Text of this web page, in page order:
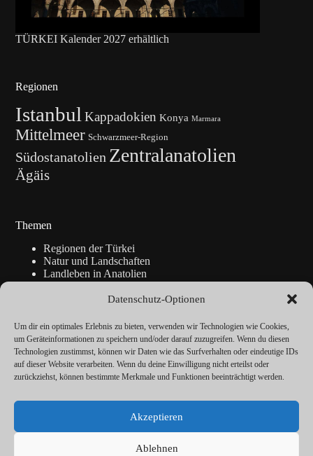
Datenschutz-Optionen
Um dir ein optimales Erlebnis zu bieten, verwenden wir Technologien wie Cookies,
um Geräteinformationen zu speichern und/oder darauf zuzugreifen. Wenn du diesen
Technologien zustimmst, können wir Daten wie das Surfverhalten oder eindeutige IDs
auf dieser Website verarbeiten. Wenn du deine Einwilligung nicht erteilst oder
zurückziehst, können bestimmte Merkmale und Funktionen beeinträchtigt werden.
Akzeptieren
Ablehnen
TÜRKEI Kalender 2027 erhältlich
Regionen
Istanbul Kappadokien Konya Marmara
Mittelmeer Schwarzmeer-Region
Südostanatolien Zentralanatolien
Ägäis
Themen
Regionen der Türkei
Natur und Landschaften
Landleben in Anatolien
Blickpunkte
Reise-Info
Vorträge